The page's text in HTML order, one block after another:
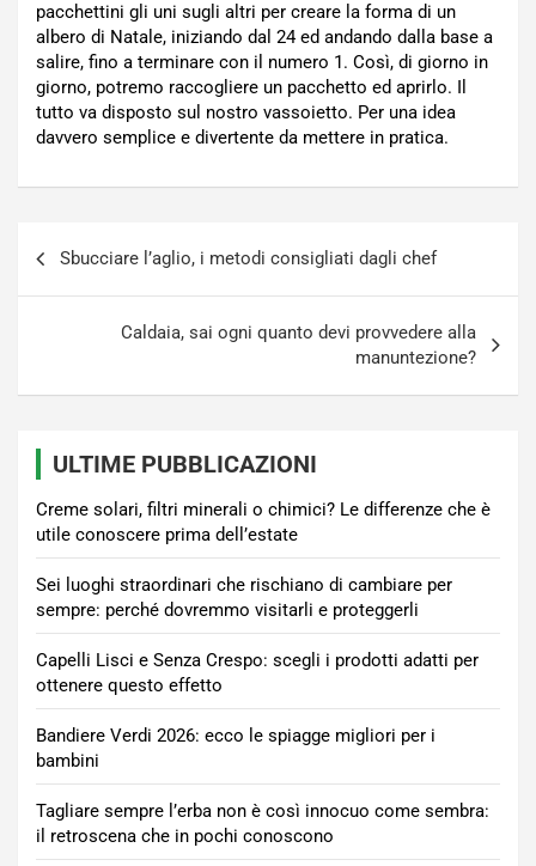
pacchettini gli uni sugli altri per creare la forma di un
albero di Natale, iniziando dal 24 ed andando dalla base a
salire, fino a terminare con il numero 1. Così, di giorno in
giorno, potremo raccogliere un pacchetto ed aprirlo. Il
tutto va disposto sul nostro vassoietto. Per una idea
davvero semplice e divertente da mettere in pratica.
Sbucciare l’aglio, i metodi consigliati dagli chef
Caldaia, sai ogni quanto devi provvedere alla
manuntezione?
ULTIME PUBBLICAZIONI
Creme solari, filtri minerali o chimici? Le differenze che è
utile conoscere prima dell’estate
Sei luoghi straordinari che rischiano di cambiare per
sempre: perché dovremmo visitarli e proteggerli
Capelli Lisci e Senza Crespo: scegli i prodotti adatti per
ottenere questo effetto
Bandiere Verdi 2026: ecco le spiagge migliori per i
bambini
Tagliare sempre l’erba non è così innocuo come sembra:
il retroscena che in pochi conoscono